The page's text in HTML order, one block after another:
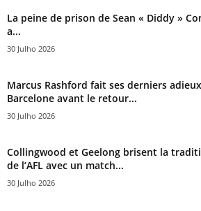
La peine de prison de Sean « Diddy »
a...
30 Julho 2026
Marcus Rashford fait ses derniers
Barcelone avant le retour...
30 Julho 2026
Collingwood et Geelong brisent la
de l’AFL avec un match...
30 Julho 2026